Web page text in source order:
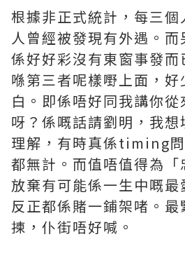
根據非正式統計，每三個
人曾經被發現有外遇。
係好好彩沒有東窗事發而
喺第三者呢樣嘢上面，好
白。即係唔好同我講你
呀？係嘅話請劉明，我
理解，有時真係timing
都無計。而值唔值得為「
放棄有可能係一生中嘅最
反正都係賭一鋪架啫。
揀，仆街唔好喊。